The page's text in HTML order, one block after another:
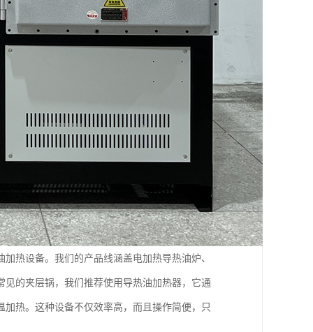
热设备。我们的产品线涵盖电加热导热油炉、
的夹层锅，我们推荐使用导热油加热器，它通
热。这种设备不仅效率高，而且操作简便，只